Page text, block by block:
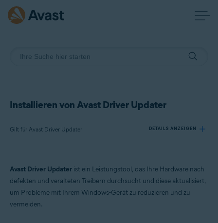
Installieren von Avast Driver Updater
Gilt für Avast Driver Updater DETAILS ANZEIGEN
Produkte:
Avast Driver Updater
Avast Driver Updater ist ein Leistungstool, das Ihre Hardware nach
defekten und veralteten Treibern durchsucht und diese aktualisiert,
um Probleme mit Ihrem Windows-Gerät zu reduzieren und zu
vermeiden.